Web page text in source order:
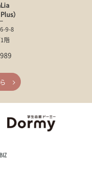
）
9-8
階